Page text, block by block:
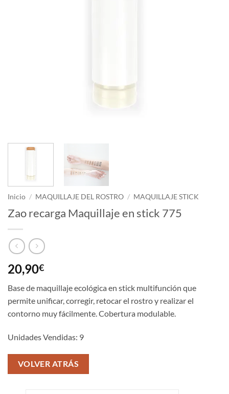
Inicio / MAQUILLAJE DEL ROSTRO / MAQUILLAJE STICK
Zao recarga Maquillaje en stick 775
20,90€
Base de maquillaje ecológica en stick multifunción que
permite unificar, corregir, retocar el rostro y realizar el
contorno muy fácilmente. Cobertura modulable.
Unidades Vendidas: 9
VOLVER ATRÁS